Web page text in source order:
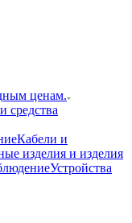
ценам.
средства
Кабели и
изделия и изделия
Устройства